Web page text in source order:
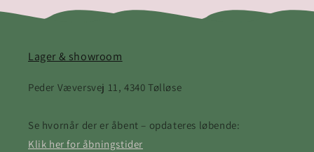
Lager & showroom
Peder Væversvej 11, 4340 Tølløse
Se hvornår der er åbent – opdateres løbende:
Klik her for åbningstider